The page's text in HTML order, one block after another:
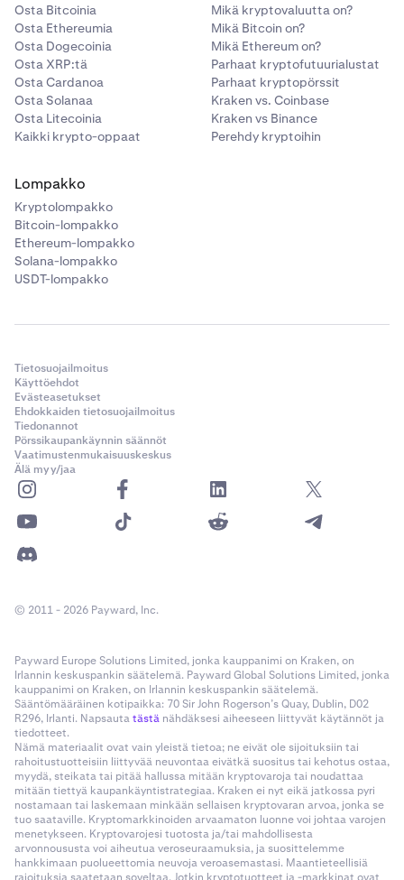
Osta Bitcoinia
Osta Ethereumia
Osta Dogecoinia
Osta XRP:tä
Osta Cardanoa
Osta Solanaa
Osta Litecoinia
Kaikki krypto-oppaat
Mikä kryptovaluutta on?
Mikä Bitcoin on?
Mikä Ethereum on?
Parhaat kryptofutuurialustat
Parhaat kryptopörssit
Kraken vs. Coinbase
Kraken vs Binance
Perehdy kryptoihin
Lompakko
Kryptolompakko
Bitcoin-lompakko
Ethereum-lompakko
Solana-lompakko
USDT-lompakko
Tietosuojailmoitus
Käyttöehdot
Evästeasetukset
Ehdokkaiden tietosuojailmoitus
Tiedonannot
Pörssikaupankäynnin säännöt
Vaatimustenmukaisuuskeskus
Älä myy/jaa
© 2011 - 2026 Payward, Inc.
Payward Europe Solutions Limited, jonka kauppanimi on Kraken, on
Irlannin keskuspankin säätelemä. Payward Global Solutions Limited, jonka
kauppanimi on Kraken, on Irlannin keskuspankin säätelemä.
Sääntömääräinen kotipaikka: 70 Sir John Rogerson’s Quay, Dublin, D02
R296, Irlanti. Napsautatästä nähdäksesi aiheeseen liittyvät käytännöt ja
tiedotteet.
Nämä materiaalit ovat vain yleistä tietoa; ne eivät ole sijoituksiin tai
rahoitustuotteisiin liittyvää neuvontaa eivätkä suositus tai kehotus ostaa,
myydä, steikata tai pitää hallussa mitään kryptovaroja tai noudattaa
mitään tiettyä kaupankäyntistrategiaa. Kraken ei nyt eikä jatkossa pyri
nostamaan tai laskemaan minkään sellaisen kryptovaran arvoa, jonka se
tuo saataville. Kryptomarkkinoiden arvaamaton luonne voi johtaa varojen
menetykseen. Kryptovarojesi tuotosta ja/tai mahdollisesta
arvonnoususta voi aiheutua veroseuraamuksia, ja suosittelemme
hankkimaan puolueettomia neuvoja veroasemastasi. Maantieteellisiä
rajoituksia saatetaan soveltaa. Jotkin kryptotuotteet ja -markkinat ovat